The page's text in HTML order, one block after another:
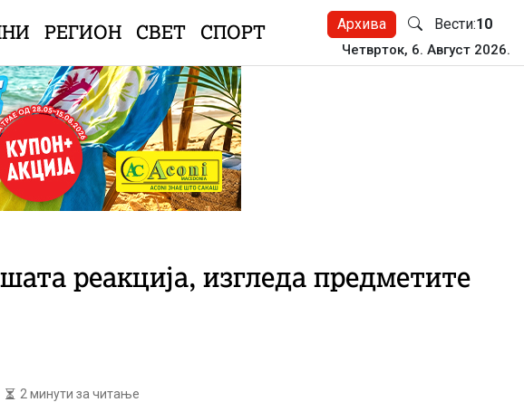
РЕГИОН СВЕТ СПОРТ Архива Вести:10
Четврток, 6. Август 2026.
реакција, изгледа предметите
2 минути за читање